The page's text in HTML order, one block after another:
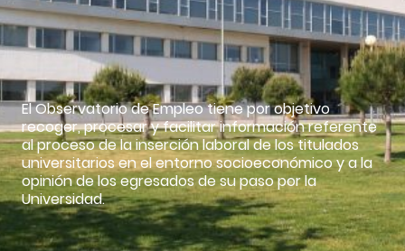
El Observatorio de Empleo tiene por objetivo
recoger, procesar y facilitar información referente
al proceso de la inserción laboral de los titulados
universitarios en el entorno socioeconómico y a la
opinión de los egresados de su paso por la
Universidad.